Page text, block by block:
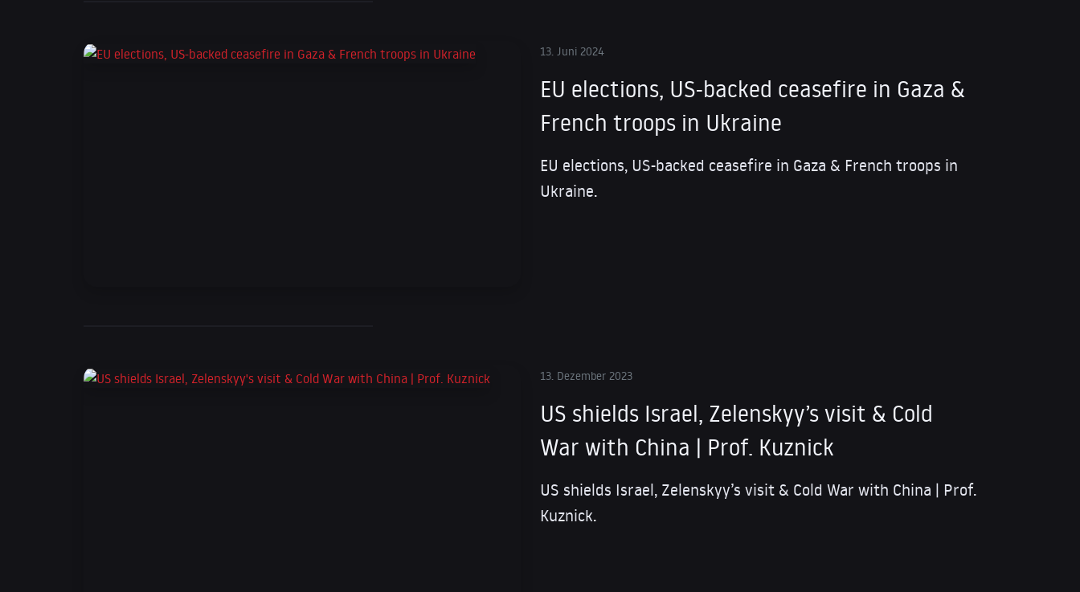
13. Juni 2024
EU elections, US-backed ceasefire in Gaza &
French troops in Ukraine
EU elections, US-backed ceasefire in Gaza & French troops in
Ukraine.
13. Dezember 2023
US shields Israel, Zelenskyy’s visit & Cold
War with China | Prof. Kuznick
US shields Israel, Zelenskyy’s visit & Cold War with China | Prof.
Kuznick.